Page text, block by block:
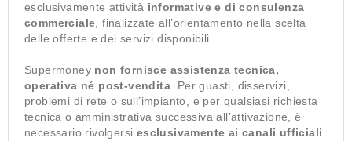
esclusivamente attività informative e di consulenza
commerciale , finalizzate all’orientamento nella scelta
delle offerte e dei servizi disponibili.
Supermoney non fornisce assistenza tecnica,
operativa né post-vendita . Per guasti, disservizi,
problemi di rete o sull’impianto, e per qualsiasi richiesta
tecnica o amministrativa successiva all’attivazione, è
necessario rivolgersi esclusivamente ai canali ufficiali